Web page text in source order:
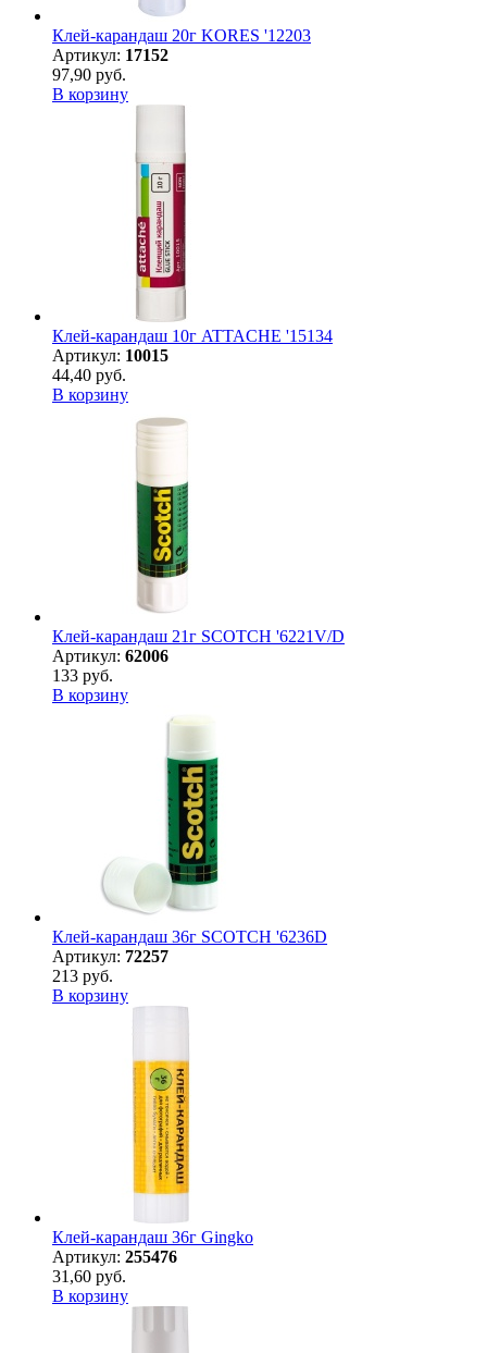
Клей-карандаш 20г KORES '12203
Артикул: 17152
97,90 руб.
В корзину
Клей-карандаш 10г ATTACHE '15134
Артикул: 10015
44,40 руб.
В корзину
Клей-карандаш 21г SCOTCH '6221V/D
Артикул: 62006
133 руб.
В корзину
Клей-карандаш 36г SCOTCH '6236D
Артикул: 72257
213 руб.
В корзину
Клей-карандаш 36г Gingko
Артикул: 255476
31,60 руб.
В корзину